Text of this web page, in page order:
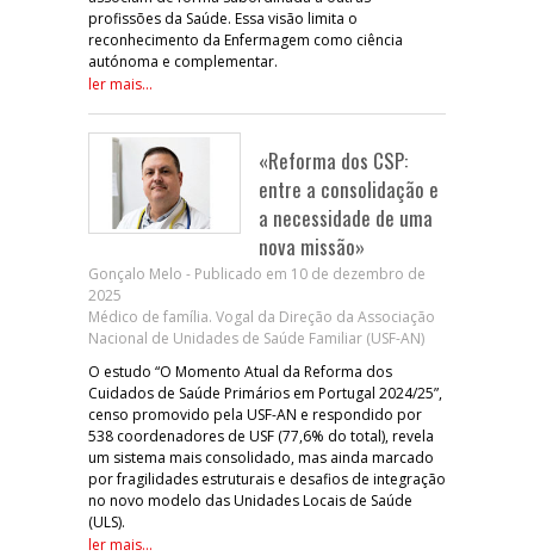
profissões da Saúde. Essa visão limita o
reconhecimento da Enfermagem como ciência
autónoma e complementar.
ler mais...
«Reforma dos CSP:
entre a consolidação e
a necessidade de uma
nova missão»
Gonçalo Melo - Publicado em 10 de dezembro de
2025
Médico de família. Vogal da Direção da Associação
Nacional de Unidades de Saúde Familiar (USF-AN)
O estudo “O Momento Atual da Reforma dos
Cuidados de Saúde Primários em Portugal 2024/25”,
censo promovido pela USF-AN e respondido por
538 coordenadores de USF (77,6% do total), revela
um sistema mais consolidado, mas ainda marcado
por fragilidades estruturais e desafios de integração
no novo modelo das Unidades Locais de Saúde
(ULS).
ler mais...